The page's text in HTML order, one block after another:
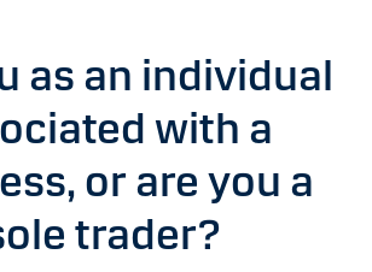
as an individual
with a
or are you a
trader?